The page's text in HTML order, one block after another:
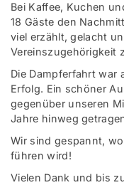
Bei Kaffee, Kuchen
18 Gäste den
viel erzählt, gelacht
Vereinszugehörigkeit
Die Dampferfahrt war
Erfolg. Ein schöner
gegenüber unseren
Jahre hinweg
Wir sind gespannt,
führen wird!
Vielen Dank und bis